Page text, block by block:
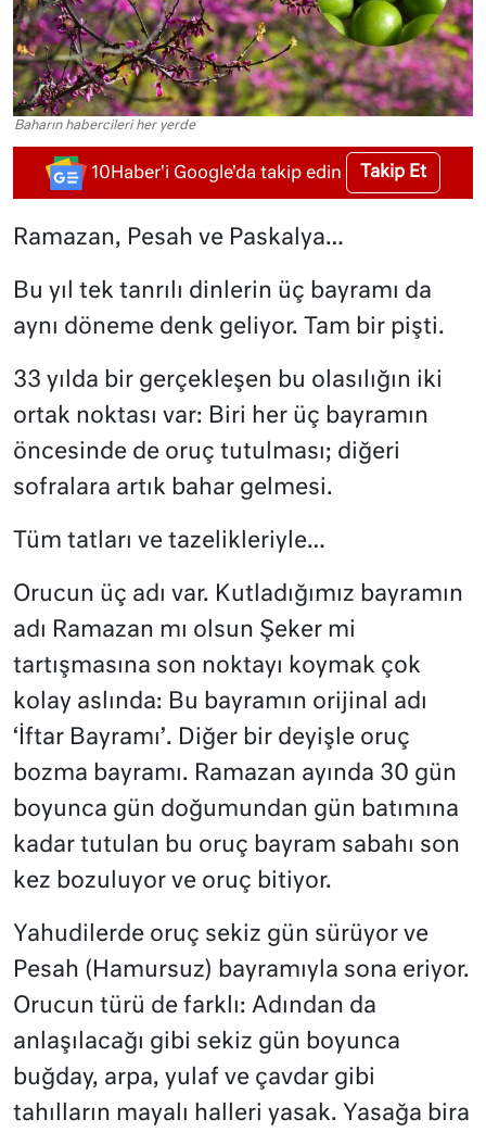
Baharın habercileri her yerde
10Haber'i Google'da takip edin Takip Et
Ramazan, Pesah ve Paskalya…
Bu yıl tek tanrılı dinlerin üç bayramı da
aynı döneme denk geliyor. Tam bir pişti.
33 yılda bir gerçekleşen bu olasılığın iki
ortak noktası var: Biri her üç bayramın
öncesinde de oruç tutulması; diğeri
sofralara artık bahar gelmesi.
Tüm tatları ve tazelikleriyle…
Orucun üç adı var. Kutladığımız bayramın
adı Ramazan mı olsun Şeker mi
tartışmasına son noktayı koymak çok
kolay aslında: Bu bayramın orijinal adı
‘İftar Bayramı’. Diğer bir deyişle oruç
bozma bayramı. Ramazan ayında 30 gün
boyunca gün doğumundan gün batımına
kadar tutulan bu oruç bayram sabahı son
kez bozuluyor ve oruç bitiyor.
Yahudilerde oruç sekiz gün sürüyor ve
Pesah (Hamursuz) bayramıyla sona eriyor.
Orucun türü de farklı: Adından da
anlaşılacağı gibi sekiz gün boyunca
buğday, arpa, yulaf ve çavdar gibi
tahılların mayalı halleri yasak. Yasağa bira